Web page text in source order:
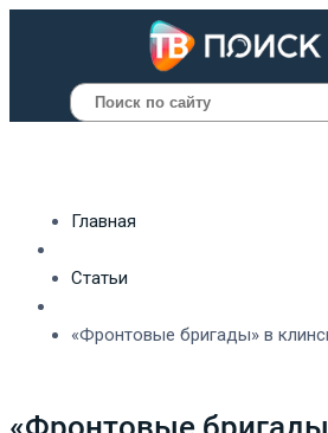
Поиск
Главная
Статьи
«Фронтовые бригады» в